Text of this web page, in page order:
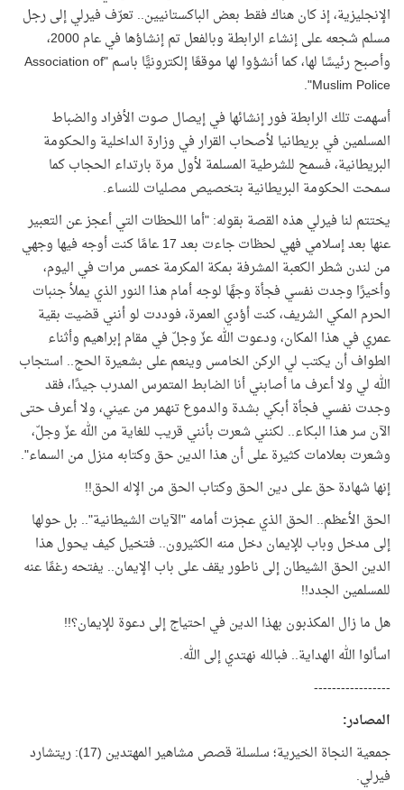
الإنجليزية، إذ كان هناك فقط بعض الباكستانيين.. تعرّف فيرلي إلى رجل
مسلم شجعه على إنشاء الرابطة وبالفعل تم إنشاؤها في عام 2000،
وأصبح رئيسًا لها، كما أنشؤوا لها موقعًا إلكترونيًّا باسم "Association of
Muslim Police
".
أسهمت تلك الرابطة فور إنشائها في إيصال صوت الأفراد والضباط
المسلمين في بريطانيا لأصحاب القرار في وزارة الداخلية والحكومة
البريطانية، فسمح للشرطية المسلمة لأول مرة بارتداء الحجاب كما
سمحت الحكومة البريطانية بتخصيص مصليات للنساء.
يختتم لنا فيرلي هذه القصة بقوله: "أما اللحظات التي أعجز عن التعبير
عنها بعد إسلامي فهي لحظات جاءت بعد 17 عامًا كنت أوجه فيها وجهي
من لندن شطر الكعبة المشرفة بمكة المكرمة خمس مرات في اليوم،
وأخيرًا وجدت نفسي فجأة وجهًا لوجه أمام هذا النور الذي يملأ جنبات
الحرم المكي الشريف، كنت أؤدي العمرة، فوددت لو أنني قضيت بقية
عمري في هذا المكان، ودعوت الله عزّ وجلّ في مقام إبراهيم وأثناء
الطواف أن يكتب لي الركن الخامس وينعم على بشعيرة الحج.. استجاب
الله لي ولا أعرف ما أصابني أنا الضابط المتمرس المدرب جيدًا، فقد
وجدت نفسي فجأة أبكي بشدة والدموع تنهمر من عيني، ولا أعرف حتى
الآن سر هذا البكاء.. لكنني شعرت بأنني قريب للغاية من الله عزّ وجلّ،
وشعرت بعلامات كثيرة على أن هذا الدين حق وكتابه منزل من السماء".
إنها شهادة حق على دين الحق وكتاب الحق من الإله الحق!!
الحق الأعظم.. الحق الذي عجزت أمامه "الآيات الشيطانية".. بل حولها
إلى مدخل وباب للإيمان دخل منه الكثيرون.. فتخيل كيف يحول هذا
الدين الحق الشيطان إلى ناطور يقف على باب الإيمان.. يفتحه رغمًا عنه
للمسلمين الجدد!!
هل ما زال المكذبون بهذا الدين في احتياج إلى دعوة للإيمان؟!!
اسألوا الله الهداية.. فبالله نهتدي إلى الله.
-----------------
المصادر:
جمعية النجاة الخيرية؛ سلسلة قصص مشاهير المهتدين (17): ريتشارد
فيرلي.